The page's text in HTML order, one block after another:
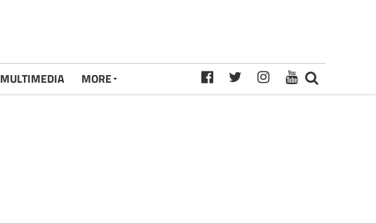
MULTIMEDIA MORE